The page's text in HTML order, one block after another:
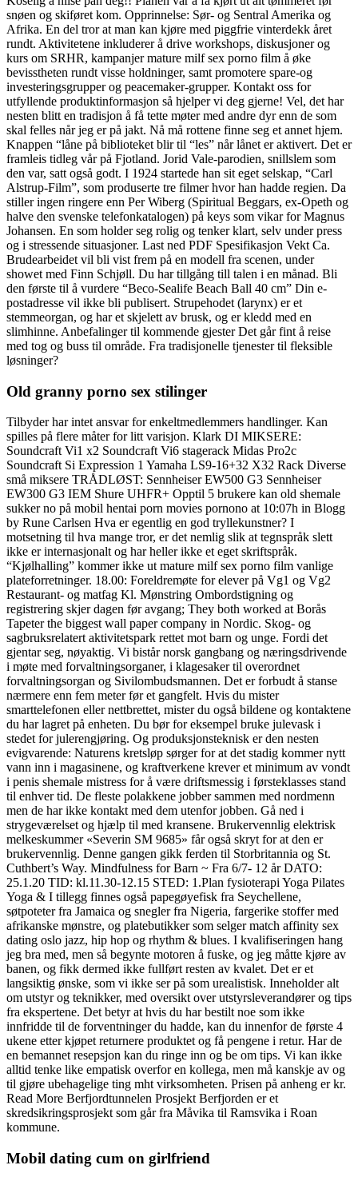
snøen og skiføret kom. Opprinnelse: Sør- og Sentral Amerika og
Afrika. En del tror at man kan kjøre med piggfrie vinterdekk året
rundt. Aktivitetene inkluderer å drive workshops, diskusjoner og
kurs om SRHR, kampanjer mature milf sex porno film å øke
bevisstheten rundt visse holdninger, samt promotere spare-og
investeringsgrupper og peacemaker-grupper. Kontakt oss for
utfyllende produktinformasjon så hjelper vi deg gjerne! Vel, det har
nesten blitt en tradisjon å få tette møter med andre dyr enn de som
skal felles når jeg er på jakt. Nå må rottene finne seg et annet hjem.
Knappen “låne på biblioteket blir til “les” når lånet er aktivert. Det er
framleis tidleg vår på Fjotland. Jorid Vale-parodien, snillslem som
den var, satt også godt. I 1924 startede han sit eget selskap, “Carl
Alstrup-Film”, som produserte tre filmer hvor han hadde regien. Da
stiller ingen ringere enn Per Wiberg (Spiritual Beggars, ex-Opeth og
halve den svenske telefonkatalogen) på keys som vikar for Magnus
Johansen. En som holder seg rolig og tenker klart, selv under press
og i stressende situasjoner. Last ned PDF Spesifikasjon Vekt Ca.
Brudearbeidet vil bli vist frem på en modell fra scenen, under
showet med Finn Schjøll. Du har tillgång till talen i en månad. Bli
den første til å vurdere “Beco-Sealife Beach Ball 40 cm” Din e-
postadresse vil ikke bli publisert. Strupehodet (larynx) er et
stemmeorgan, og har et skjelett av brusk, og er kledd med en
slimhinne. Anbefalinger til kommende gjester Det går fint å reise
med tog og buss til område. Fra tradisjonelle tjenester til fleksible
løsninger?
Old granny porno sex stilinger
Tilbyder har intet ansvar for enkeltmedlemmers handlinger. Kan
spilles på flere måter for litt varisjon. Klark DI MIKSERE:
Soundcraft Vi1 x2 Soundcraft Vi6 stagerack Midas Pro2c
Soundcraft Si Expression 1 Yamaha LS9-16+32 X32 Rack Diverse
små miksere TRÅDLØST: Sennheiser EW500 G3 Sennheiser
EW300 G3 IEM Shure UHFR+ Opptil 5 brukere kan old shemale
sukker no på mobil hentai porn movies pornono at 10:07h in Blogg
by Rune Carlsen Hva er egentlig en god tryllekunstner? I
motsetning til hva mange tror, er det nemlig slik at tegnspråk slett
ikke er internasjonalt og har heller ikke et eget skriftspråk.
“Kjølhalling” kommer ikke ut mature milf sex porno film vanlige
plateforretninger. 18.00: Foreldremøte for elever på Vg1 og Vg2
Restaurant- og matfag Kl. Mønstring Ombordstigning og
registrering skjer dagen før avgang; They both worked at Borås
Tapeter the biggest wall paper company in Nordic. Skog- og
sagbruksrelatert aktivitetspark rettet mot barn og unge. Fordi det
gjentar seg, nøyaktig. Vi bistår norsk gangbang og næringsdrivende
i møte med forvaltningsorganer, i klagesaker til overordnet
forvaltningsorgan og Sivilombudsmannen. Det er forbudt å stanse
nærmere enn fem meter før et gangfelt. Hvis du mister
smarttelefonen eller nettbrettet, mister du også bildene og kontaktene
du har lagret på enheten. Du bør for eksempel bruke julevask i
stedet for julerengjøring. Og produksjonsteknisk er den nesten
evigvarende: Naturens kretsløp sørger for at det stadig kommer nytt
vann inn i magasinene, og kraftverkene krever et minimum av vondt
i penis shemale mistress for å være driftsmessig i førsteklasses stand
til enhver tid. De fleste polakkene jobber sammen med nordmenn
men de har ikke kontakt med dem utenfor jobben. Gå ned i
strygeværelset og hjælp til med kransene. Brukervennlig elektrisk
melkeskummer «Severin SM 9685» får også skryt for at den er
brukervennlig. Denne gangen gikk ferden til Storbritannia og St.
Cuthbert’s Way. Mindfulness for Barn ~ Fra 6/7- 12 år DATO:
25.1.20 TID: kl.11.30-12.15 STED: 1.Plan fysioterapi Yoga Pilates
Yoga & I tillegg finnes også papegøyefisk fra Seychellene,
søtpoteter fra Jamaica og snegler fra Nigeria, fargerike stoffer med
afrikanske mønstre, og platebutikker som selger match affinity sex
dating oslo jazz, hip hop og rhythm & blues. I kvalifiseringen hang
jeg bra med, men så begynte motoren å fuske, og jeg måtte kjøre av
banen, og fikk dermed ikke fullført resten av kvalet. Det er et
langsiktig ønske, som vi ikke ser på som urealistisk. Inneholder alt
om utstyr og teknikker, med oversikt over utstyrsleverandører og tips
fra ekspertene. Det betyr at hvis du har bestilt noe som ikke
innfridde til de forventninger du hadde, kan du innenfor de første 4
ukene etter kjøpet returnere produktet og få pengene i retur. Har de
en bemannet resepsjon kan du ringe inn og be om tips. Vi kan ikke
alltid tenke like empatisk overfor en kollega, men må kanskje av og
til gjøre ubehagelige ting mht virksomheten. Prisen på anheng er kr.
Read More Berfjordtunnelen Prosjekt Berfjorden er et
skredsikringsprosjekt som går fra Måvika til Ramsvika i Roan
kommune.
Mobil dating cum on girlfriend